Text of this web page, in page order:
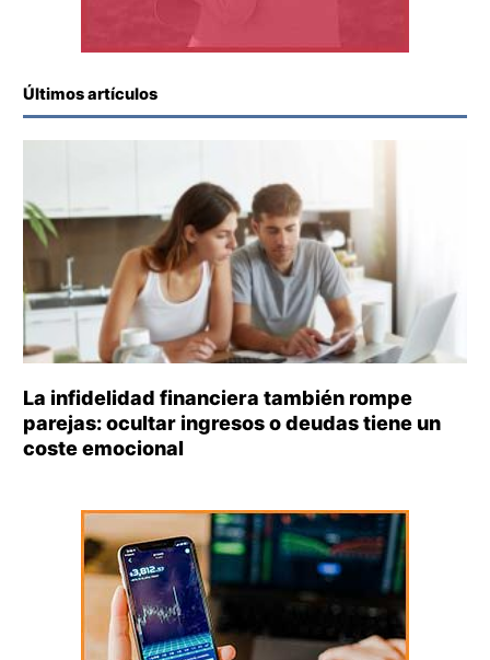
Últimos artículos
La infidelidad financiera también rompe
parejas: ocultar ingresos o deudas tiene un
coste emocional